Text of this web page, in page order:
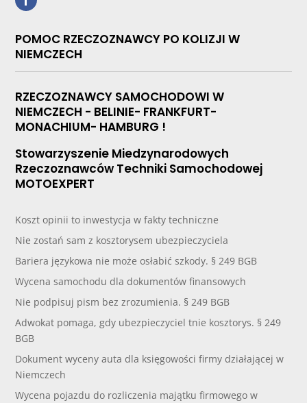
POMOC RZECZOZNAWCY PO KOLIZJI W
NIEMCZECH
RZECZOZNAWCY SAMOCHODOWI W
NIEMCZECH - BELINIE- FRANKFURT-
MONACHIUM- HAMBURG !
Stowarzyszenie Miedzynarodowych
Rzeczoznawców Techniki Samochodowej
MOTOEXPERT
Koszt opinii to inwestycja w fakty techniczne
Nie zostań sam z kosztorysem ubezpieczyciela
Bariera językowa nie może osłabić szkody. § 249 BGB
Wycena samochodu dla dokumentów finansowych
Nie podpisuj pism bez zrozumienia. § 249 BGB
Adwokat pomaga, gdy ubezpieczyciel tnie kosztorys. § 249
BGB
Dokument wyceny auta dla księgowości firmy działającej w
Niemczech
Wycena pojazdu do rozliczenia majątku firmowego w